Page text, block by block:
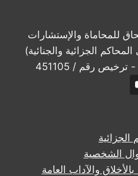
للمحاماة والإستشارات
الجزائية والجنائية)
الجزائية
الشخصية
والآداب العامة